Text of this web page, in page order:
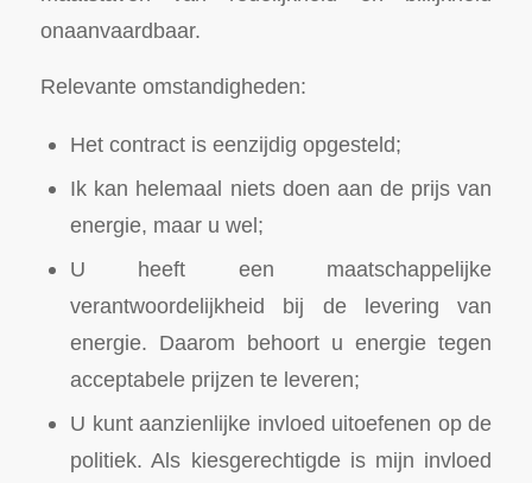
onaanvaardbaar.
Relevante omstandigheden:
Het contract is eenzijdig opgesteld;
Ik kan helemaal niets doen aan de prijs van
energie, maar u wel;
U heeft een maatschappelijke
verantwoordelijkheid bij de levering van
energie. Daarom behoort u energie tegen
acceptabele prijzen te leveren;
U kunt aanzienlijke invloed uitoefenen op de
politiek. Als kiesgerechtigde is mijn invloed